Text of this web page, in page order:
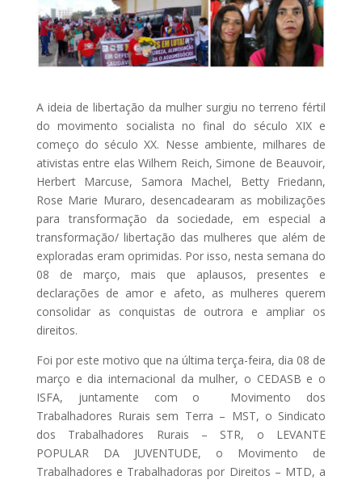
A ideia de libertação da mulher surgiu no terreno fértil
do movimento socialista no final do século XIX e
começo do século XX. Nesse ambiente, milhares de
ativistas entre elas Wilhem Reich, Simone de Beauvoir,
Herbert Marcuse, Samora Machel, Betty Friedann,
Rose Marie Muraro, desencadearam as mobilizações
para transformação da sociedade, em especial a
transformação/ libertação das mulheres que além de
exploradas eram oprimidas. Por isso, nesta semana do
08 de março, mais que aplausos, presentes e
declarações de amor e afeto, as mulheres querem
consolidar as conquistas de outrora e ampliar os
direitos.
Foi por este motivo que na última terça-feira, dia 08 de
março e dia internacional da mulher, o CEDASB e o
ISFA, juntamente com o Movimento dos
Trabalhadores Rurais sem Terra – MST, o Sindicato
dos Trabalhadores Rurais – STR, o LEVANTE
POPULAR DA JUVENTUDE, o Movimento de
Trabalhadores e Trabalhadoras por Direitos – MTD, a